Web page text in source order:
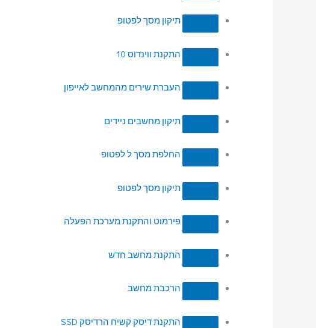
תיקון מסך לפטופ
התקנת ווינדוס 10
העברת שירים מהמחשב לאייפון
תיקון מחשבים ניידים
החלפת מסך ל לפטופ
תיקון מסך לפטופ
פירמוט והתקנת מערכת הפעלה
התקנת מחשב חדש
הרכבת מחשב
התקנת דיסק קשיח הרדיסק SSD